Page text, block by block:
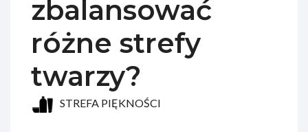
zbalansować
różne strefy
twarzy?
STREFA PIĘKNOŚCI